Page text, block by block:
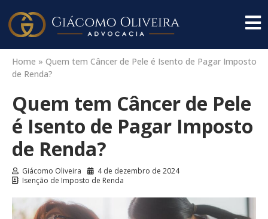
Home » Quem tem Câncer de Pele é Isento de Pagar Imposto
de Renda?
Quem tem Câncer de Pele
é Isento de Pagar Imposto
de Renda?
Giácomo Oliveira
4 de dezembro de 2024
Isenção de Imposto de Renda